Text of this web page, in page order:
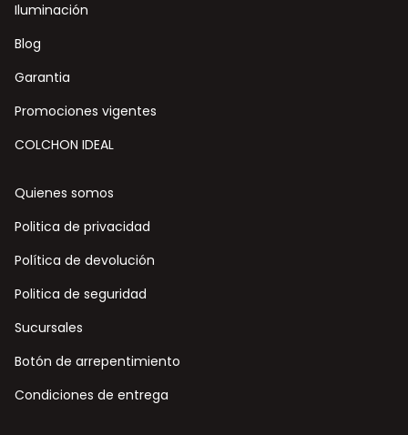
Iluminación
Blog
Garantia
Promociones vigentes
COLCHON IDEAL
Quienes somos
Politica de privacidad
Política de devolución
Politica de seguridad
Sucursales
Botón de arrepentimiento
Condiciones de entrega